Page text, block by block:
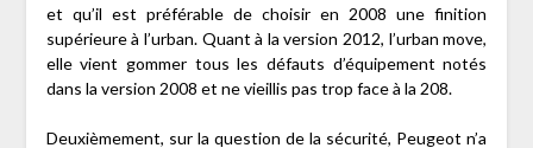
et qu’il est préférable de choisir en 2008 une finition
supérieure à l’urban. Quant à la version 2012, l’urban move,
elle vient gommer tous les défauts d’équipement notés
dans la version 2008 et ne vieillis pas trop face à la 208.
Deuxièmement, sur la question de la sécurité, Peugeot n’a